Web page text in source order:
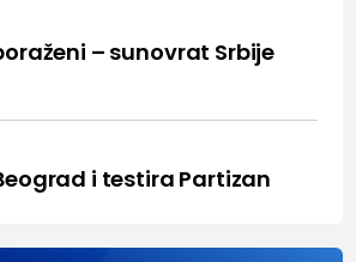
– sunovrat Srbije
i testira Partizan